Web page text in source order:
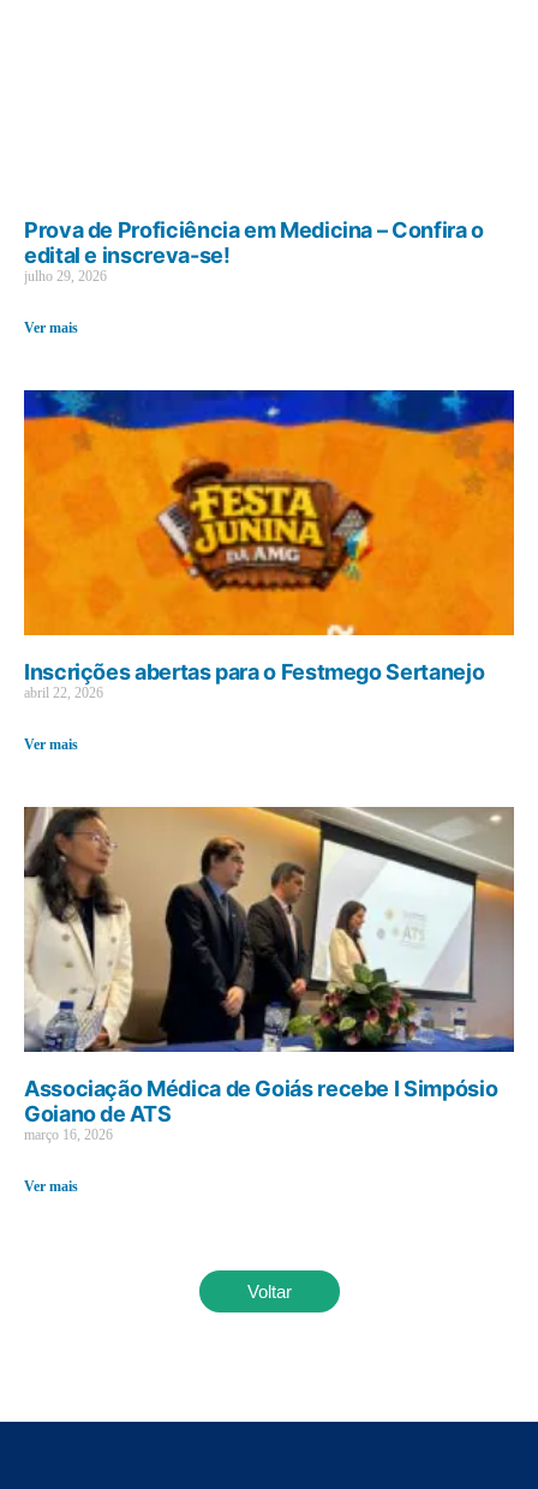
Prova de Proficiência em Medicina – Confira o
edital e inscreva-se!
julho 29, 2026
Ver mais
Inscrições abertas para o Festmego Sertanejo
abril 22, 2026
Ver mais
Associação Médica de Goiás recebe I Simpósio
Goiano de ATS
março 16, 2026
Ver mais
Voltar